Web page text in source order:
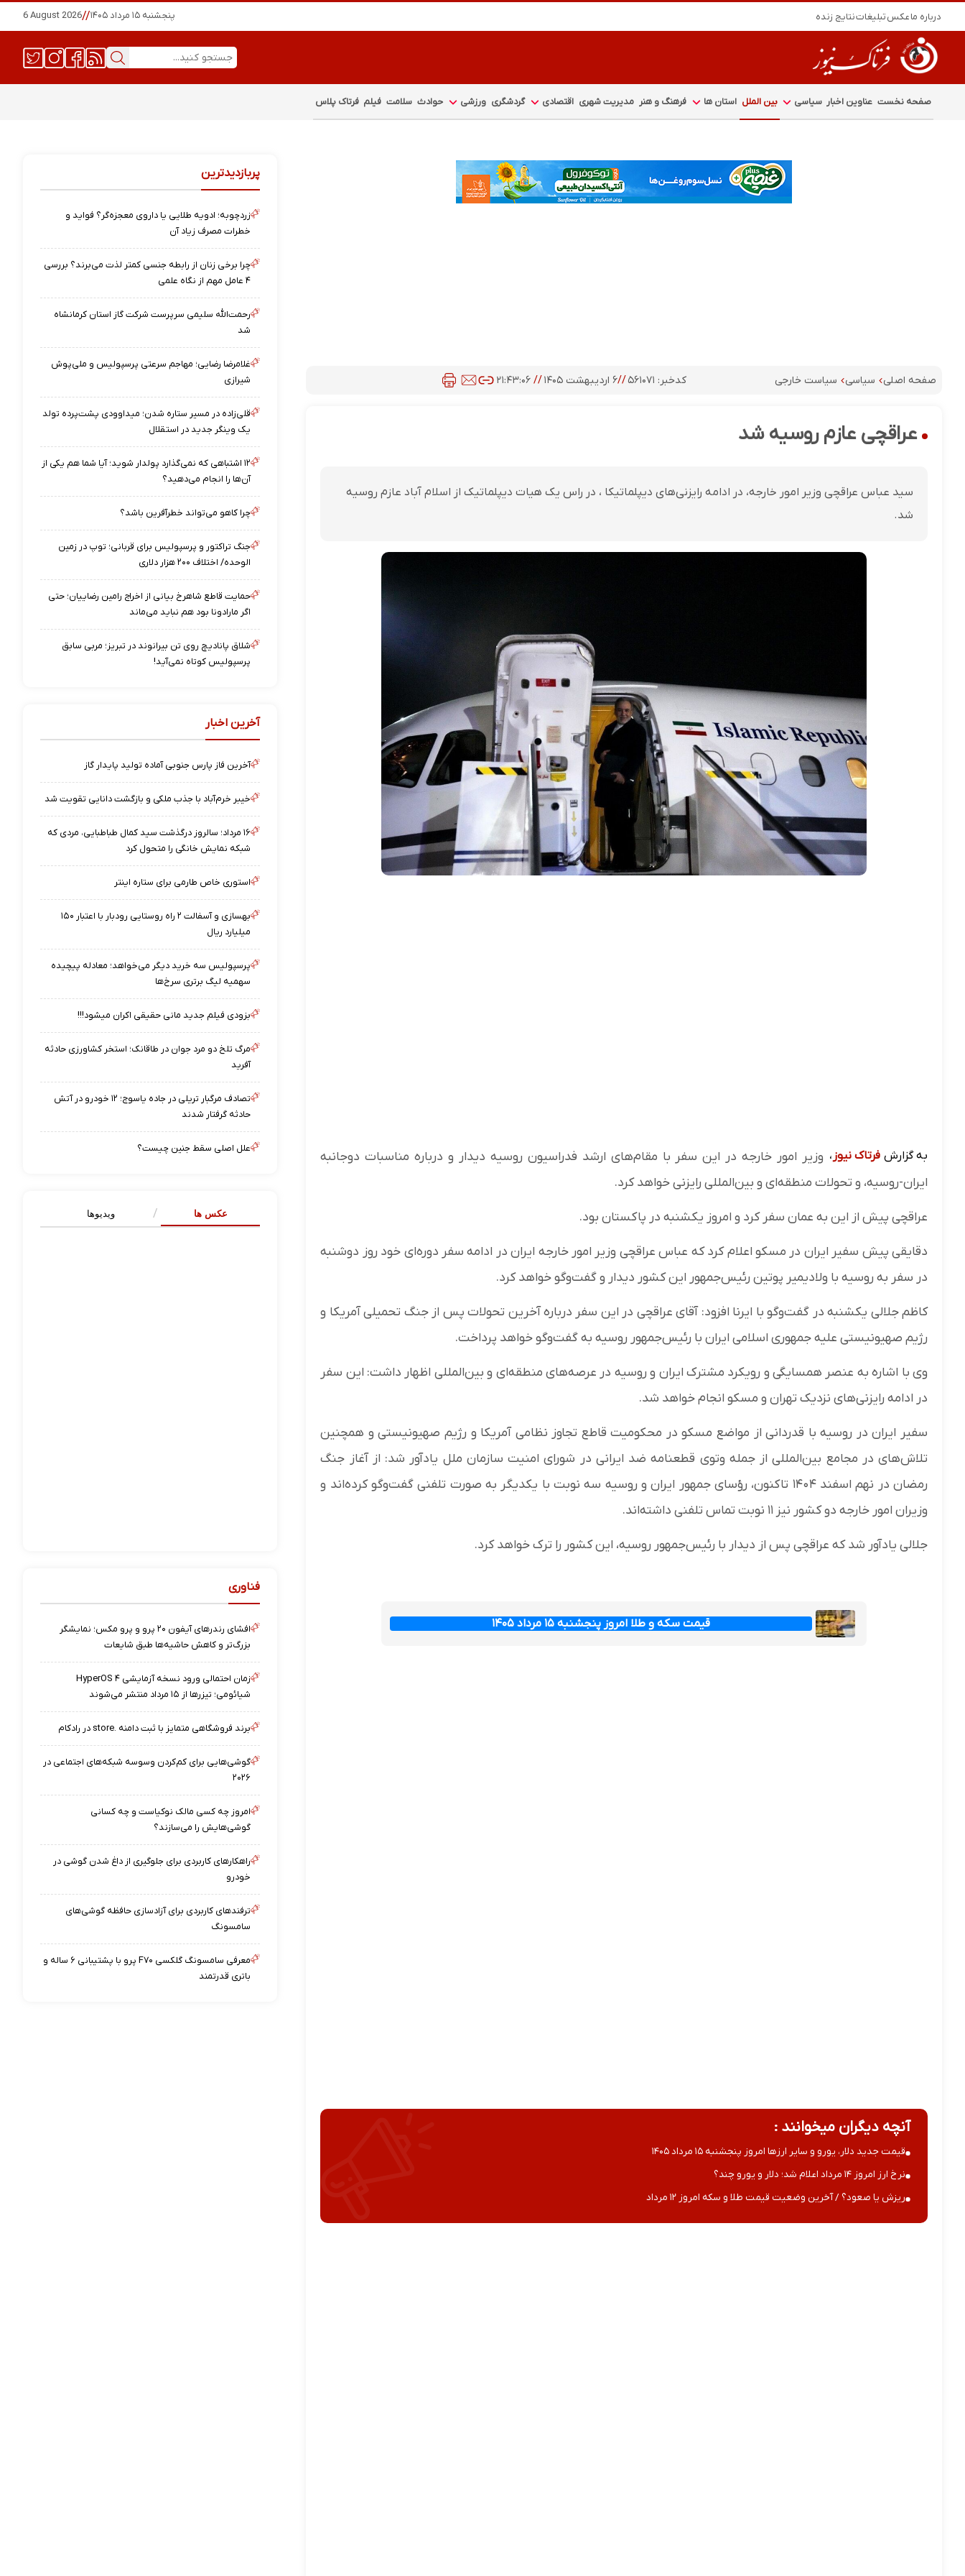
درباره ماعکستبلیغاتنتایج زنده پنجشنبه ۱۵ مرداد ۱۴۰۵ //
6 August 2026
صفحه نخست عناوین اخبار سیاسی بین الملل استان ها فرهنگ و هنر مدیریت شهری اقتصادی گردشگری ورزشی حوادث سلامت فیلم فرتاک پلاس
صفحه اصلی سیاسی سیاست خارجی کدخبر: ۵۶۱۰۷۱ //۶ اردیبهشت ۱۴۰۵ // ۲۱:۴۳:۰۶
عراقچی عازم روسیه شد
سید عباس عراقچی وزیر امور خارجه، در ادامه رایزنی‌های دیپلماتیکا ، در راس یک هیات دیپلماتیک از اسلام آباد عازم روسیه
شد.
به گزارش فرتاک نیوز ، وزیر امور خارجه در این سفر با مقام‌های ارشد فدراسیون روسیه دیدار و درباره مناسبات دوجانبه
ایران-روسیه، و تحولات منطقه‌ای و بین‌المللی رایزنی خواهد کرد.
عراقچی پیش از این به عمان سفر کرد و امروز یکشنبه در پاکستان بود.
دقایقی پیش سفیر ایران در مسکو اعلام کرد که عباس عراقچی وزیر امور خارجه ایران در ادامه سفر دوره‌ای خود روز دوشنبه
در سفر به روسیه با ولادیمیر پوتین رئیس‌جمهور این کشور دیدار و گفت‌وگو خواهد کرد.
کاظم جلالی یکشنبه در گفت‌وگو با ایرنا افزود: آقای عراقچی در این سفر درباره آخرین تحولات پس از جنگ تحمیلی آمریکا و
رژیم صهیونیستی علیه جمهوری اسلامی ایران با رئیس‌جمهور روسیه به گفت‌وگو خواهد پرداخت.
وی با اشاره به عنصر همسایگی و رویکرد مشترک ایران و روسیه در عرصه‌های منطقه‌ای و بین‌المللی اظهار داشت: این سفر
در ادامه رایزنی‌های نزدیک تهران و مسکو انجام خواهد شد.
سفیر ایران در روسیه با قدردانی از مواضع مسکو در محکومیت قاطع تجاوز نظامی آمریکا و رژیم صهیونیستی و همچنین
تلاش‌های در مجامع بین‌المللی از جمله وتوی قطعنامه ضد ایرانی در شورای امنیت سازمان ملل یادآور شد:‌ از آغاز جنگ
رمضان در نهم اسفند ۱۴۰۴ تاکنون، رؤسای جمهور ایران و روسیه سه نوبت با یکدیگر به صورت تلفنی گفت‌وگو کرده‌اند و
وزیران امور خارجه دو کشور نیز ۱۱ نوبت تماس تلفنی داشته‌اند.
جلالی یادآور شد که عراقچی پس از دیدار با رئیس‌جمهور روسیه، این کشور را ترک خواهد کرد.
قیمت سکه و طلا امروز پنجشنبه ۱۵ مرداد ۱۴۰۵
آنچه دیگران میخوانند :
قیمت جدید دلار، یورو و سایر ارزها امروز پنجشنبه ۱۵ مرداد ۱۴۰۵
نرخ ارز امروز ۱۴ مرداد اعلام شد؛ دلار و یورو چند؟
ریزش یا صعود؟ / آخرین وضعیت قیمت طلا و سکه امروز ۱۲ مرداد
پربازدیدترین
زردچوبه؛ ادویه طلایی یا داروی معجزه‌گر؟ فواید و
خطرات مصرف زیاد آن
چرا برخی زنان از رابطه جنسی کمتر لذت می‌برند؟ بررسی
۴ عامل مهم از نگاه علمی
رحمت‌الله سلیمی سرپرست شرکت گاز استان کرمانشاه
شد
غلامرضا رضایی؛ مهاجم سرعتی پرسپولیس و ملی‌پوش
شیرازی
قلی‌زاده در مسیر ستاره شدن؛ میداوودی پشت‌پرده تولد
یک وینگر جدید در استقلال
۱۲ اشتباهی که نمی‌گذارد پولدار شوید؛ آیا شما هم یکی از
آن‌ها را انجام می‌دهید؟
چرا کاهو می‌تواند خطرآفرین باشد؟
جنگ تراکتور و پرسپولیس برای قربانی؛ توپ در زمین
الوحده/ اختلاف ۲۰۰ هزار دلاری
حمایت قاطع شاهرخ بیانی از اخراج رامین رضاییان؛ حتی
اگر مارادونا بود هم نباید می‌ماند
شلاق پانادیچ روی تن بیرانوند در تبریز؛ مربی سابق
پرسپولیس کوتاه نمی‌آید!
آخرین اخبار
آخرین فاز پارس جنوبی آماده تولید پایدار گاز
خیبر خرم‌آباد با جذب ملکی و بازگشت دانایی تقویت شد
۱۶ مرداد؛ سالروز درگذشت سید کمال طباطبایی، مردی که
شبکه نمایش خانگی را متحول کرد
استوری خاص طارمی برای ستاره اینتر
بهسازی و آسفالت ۲ راه روستایی رودبار با اعتبار ۱۵۰
میلیارد ریال
پرسپولیس سه خرید دیگر می‌خواهد؛ معادله پیچیده
سهمیه لیگ برتری سرخ‌ها
بزودی فیلم جدید مانی حقیقی اکران میشود!!!
مرگ تلخ دو مرد جوان در طاقانک؛ استخر کشاورزی حادثه
آفرید
تصادف مرگبار تریلی در جاده یاسوج؛ ۱۲ خودرو در آتش
حادثه گرفتار شدند
علل اصلی سقط جنین چیست؟
عکس ها ویدیوها
فناوری
افشای رندرهای آیفون ۲۰ پرو و پرو مکس؛ نمایشگر
بزرگ‌تر و کاهش حاشیه‌ها طبق شایعات
زمان احتمالی ورود نسخه آزمایشی HyperOS ۴
شیائومی؛ تیزرها از ۱۵ مرداد منتشر می‌شوند
برند فروشگاهی متمایز با ثبت دامنه .store در رادکام
گوشی‌هایی برای کم‌کردن وسوسه شبکه‌های اجتماعی در
۲۰۲۶
امروز چه کسی مالک نوکیاست و چه کسانی
گوشی‌هایش را می‌سازند؟
راهکارهای کاربردی برای جلوگیری از داغ شدن گوشی در
خودرو
ترفندهای کاربردی برای آزادسازی حافظه گوشی‌های
سامسونگ
معرفی سامسونگ گلکسی F۷۰ پرو با پشتیبانی ۶ ساله و
باتری قدرتمند